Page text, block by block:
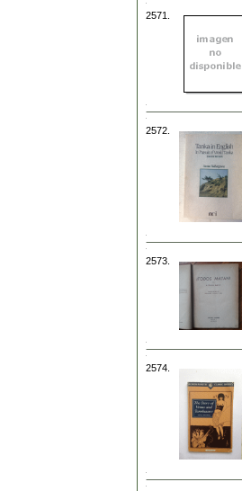
2571.
2572.
2573.
2574.